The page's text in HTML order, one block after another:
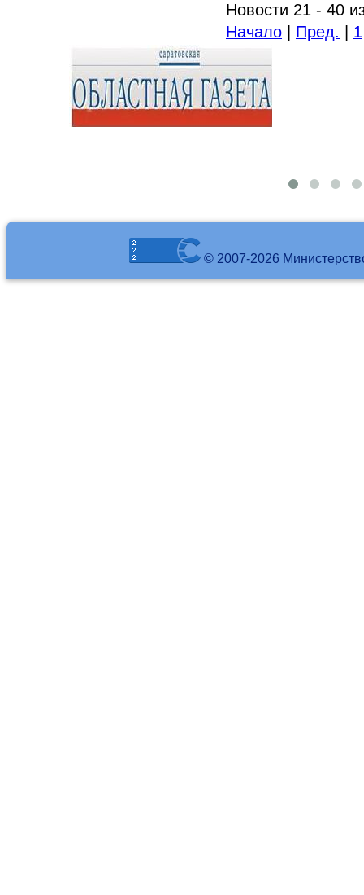
Новости 21 - 40
Начало
Пред. 1
© 2007-2026